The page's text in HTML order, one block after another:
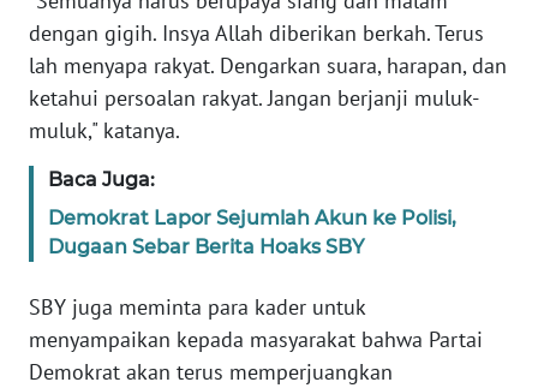
dengan gigih. Insya Allah diberikan berkah. Terus
lah menyapa rakyat. Dengarkan suara, harapan, dan
ketahui persoalan rakyat. Jangan berjanji muluk-
muluk," katanya.
Baca Juga:
Demokrat Lapor Sejumlah Akun ke Polisi,
Dugaan Sebar Berita Hoaks SBY
SBY juga meminta para kader untuk
menyampaikan kepada masyarakat bahwa Partai
Demokrat akan terus memperjuangkan
Wahana
News
Regional
SUMUT
WN
WN
JABAR